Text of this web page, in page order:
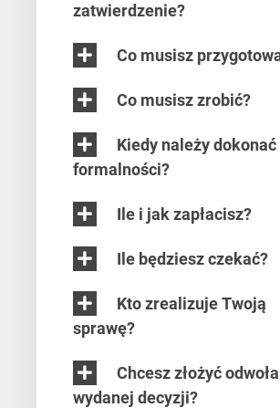
zatwierdzenie?
Co musisz
Co musisz zrobić?
formalności?
Ile i jak zapłacisz?
Ile będziesz czekać?
sprawę?
wydanej decyzji?